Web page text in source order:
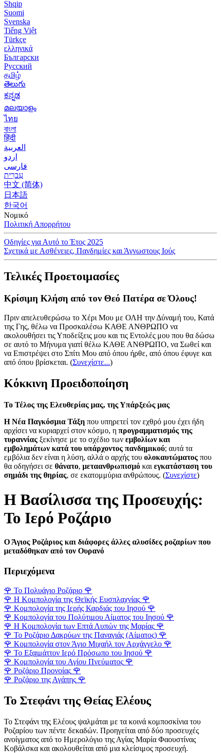
Shqip
Suomi
Svenska
Tiếng Việt
Türkçe
ελληνικά
Български
Русский
தமிழ்
తెలుగు
ಕನ್ನಡ
മലയാളം
ไทย
বাংলা
हिंदी
العربية
اردو
فارسی
עִברִית
中文 (简体)
日本語
한국어
Νομικό
Πολιτική Απορρήτου
Οδηγίες για Αυτό το Έτος 2025
Σχετικά με Ασθένειες, Πανδημίες και Άγνωστους Ιούς
Τελικές Προετοιμασίες
Κρίσιμη Κλήση από τον Θεό Πατέρα σε Όλους!
Πριν απελευθερώσω το Χέρι Μου με ΟΛΗ την Δύναμή του, Κατά
της Γης, θέλω να Προσκαλέσω ΚΑΘΕ ΑΝΘΡΩΠΟ να
ακολουθήσει τις Υποδείξεις μου και τις Εντολές μου που θα δώσω
σε αυτό το Μήνυμα γιατί θέλω ΚΑΘΕ ΑΝΘΡΩΠΟ, να Σωθεί και
να Επιστρέψει στο Σπίτι Μου από όπου ήρθε, από όπου έφυγε και
από όπου βρίσκεται. (Συνεχίστε...)
Κόκκινη Προειδοποίηση
Το Τέλος της Ελευθερίας μας, της Υπάρξεώς μας
Η Νέα Παγκόσμια Τάξη που υπηρετεί τον εχθρό μου έχει ήδη
αρχίσει να κυριαρχεί στον κόσμο, η προγραμματισμός της
τυραννίας ξεκίνησε με το σχέδιο των εμβολίων και
εμβολημάτων κατά του υπάρχοντος πανδημικού; αυτά τα
εμβόλια δεν είναι η λύση, αλλά ο αρχής του ολοκαυτώματος που
θα οδηγήσει σε θάνατο, μεταανθρωπισμό και εγκατάσταση του
σημάδι της θηρίας, σε εκατομμύρια ανθρώπους. (Συνεχίστε)
Η Βασίλισσα της Προσευχής:
Το Ιερό Ροζάριο
Ο Άγιος Ροζάριος και διάφορες άλλες αλυσίδες ροζαρίων που
μεταδόθηκαν από τον Ουρανό
Περιεχόμενα
🌹 Το Πολυάγιο Ροζάριο 🌹
🌹 Η Κομπολογία της Θεϊκής Ευσπλαχνίας 🌹
🌹 Κομπολογία της Ιερής Καρδιάς του Ιησού 🌹
🌹 Κομπολογία του Πολύτιμου Αίματος του Ιησού 🌹
🌹 Η Κομπολογία των Επτά Λυπών της Μαρίας 🌹
🌹 Το Ροζάριο Δακρύων της Παναγιάς (Αίματος) 🌹
🌹 Κομπολογία στον Άγιο Μιχαήλ τον Αρχάγγελο 🌹
🌹 Το Εξαιμάττον Ιερό Πρόσωπο του Ιησού 🌹
🌹 Κομπολογία του Αγίου Πνεύματος 🌹
🌹 Ροζάριο Προνοίας 🌹
🌹 Ροζάριο της Αγάπης 🌹
Το Στεφάνι της Θείας Ελέους
Το Στεφάνι της Ελέους ψαλμάται με τα κοινά κομποσκίνια του
Ροζαρίου των πέντε δεκαδών. Προηγείται από δύο προσευχές
ανοίγματος από το Ημερολόγιο της Αγίας Μαρία Φαουστίνας
Κοβάλσκα και ακολουθείται από μια κλείσιμος προσευχή.